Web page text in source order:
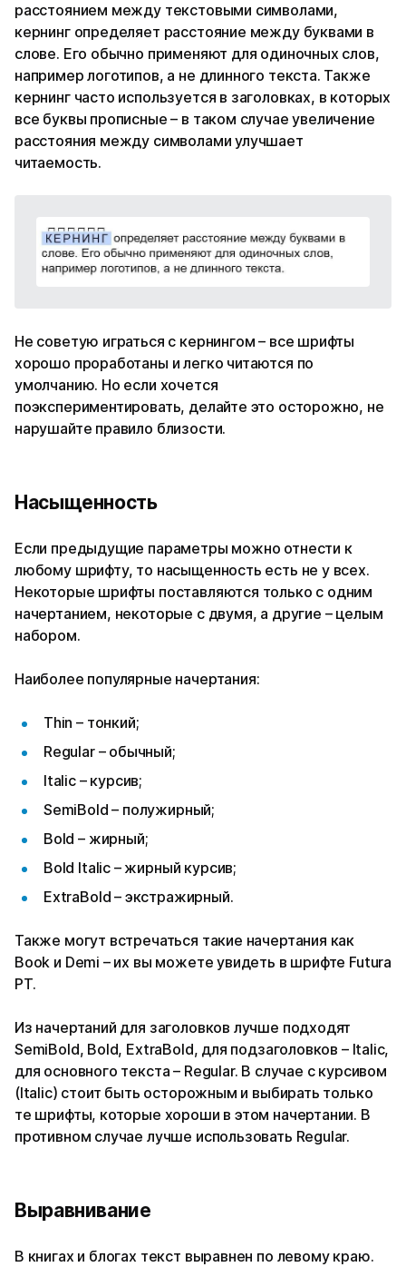
расстоянием между текстовыми символами,
кернинг определяет расстояние между буквами в
слове. Его обычно применяют для одиночных слов,
например логотипов, а не длинного текста. Также
кернинг часто используется в заголовках, в которых
все буквы прописные – в таком случае увеличение
расстояния между символами улучшает
читаемость.
Не советую играться с кернингом – все шрифты
хорошо проработаны и легко читаются по
умолчанию. Но если хочется
поэкспериментировать, делайте это осторожно, не
нарушайте правило близости.
Насыщенность
Если предыдущие параметры можно отнести к
любому шрифту, то насыщенность есть не у всех.
Некоторые шрифты поставляются только с одним
начертанием, некоторые с двумя, а другие – целым
набором.
Наиболее популярные начертания:
Thin – тонкий;
Regular – обычный;
Italic – курсив;
SemiBold – полужирный;
Bold – жирный;
Bold Italic – жирный курсив;
ExtraBold – экстражирный.
Также могут встречаться такие начертания как
Book и Demi – их вы можете увидеть в шрифте Futura
PT.
Из начертаний для заголовков лучше подходят
SemiBold, Bold, ExtraBold, для подзаголовков – Italic,
для основного текста – Regular. В случае с курсивом
(Italic) стоит быть осторожным и выбирать только
те шрифты, которые хороши в этом начертании. В
противном случае лучше использовать Regular.
Выравнивание
В книгах и блогах текст выравнен по левому краю.